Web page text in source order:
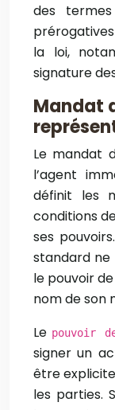
des
la loi,
signature
Mandat
Le mandat
l’agent
définit les
conditions
ses
standard ne
le pouvoir
nom de son
Le pouvoir
signer un
être
les parties.